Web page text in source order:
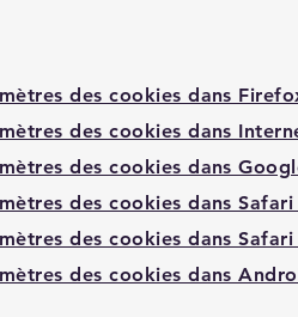
des cookies dans
des cookies dans
des cookies dans
des cookies dans Safari
des cookies dans Safari
des cookies dans